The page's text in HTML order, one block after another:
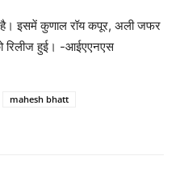
है। इसमें कुणाल रॉय कपूर, अली जफर
रिलीज हुई। -आईएएनएस
mahesh bhatt